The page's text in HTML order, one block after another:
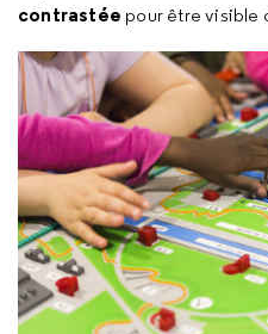
contrastée pour être visible